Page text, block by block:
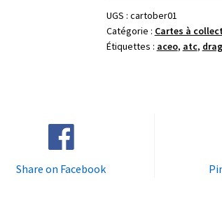
"Cartober
horreur
01"
collectionner)
UGS : cartober01
Catégorie : Cartes à
Étiquettes : aceo, atc,
Share on Facebook